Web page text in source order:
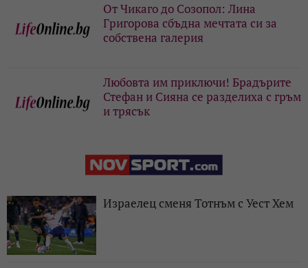
От Чикаго до Созопол: Лина
Григорова сбъдна мечтата си за
собствена галерия
Любовта им приключи! Брадърите
Стефан и Сияна се разделиха с гръм
и трясък
Израелец сменя Тотнъм с Уест Хем